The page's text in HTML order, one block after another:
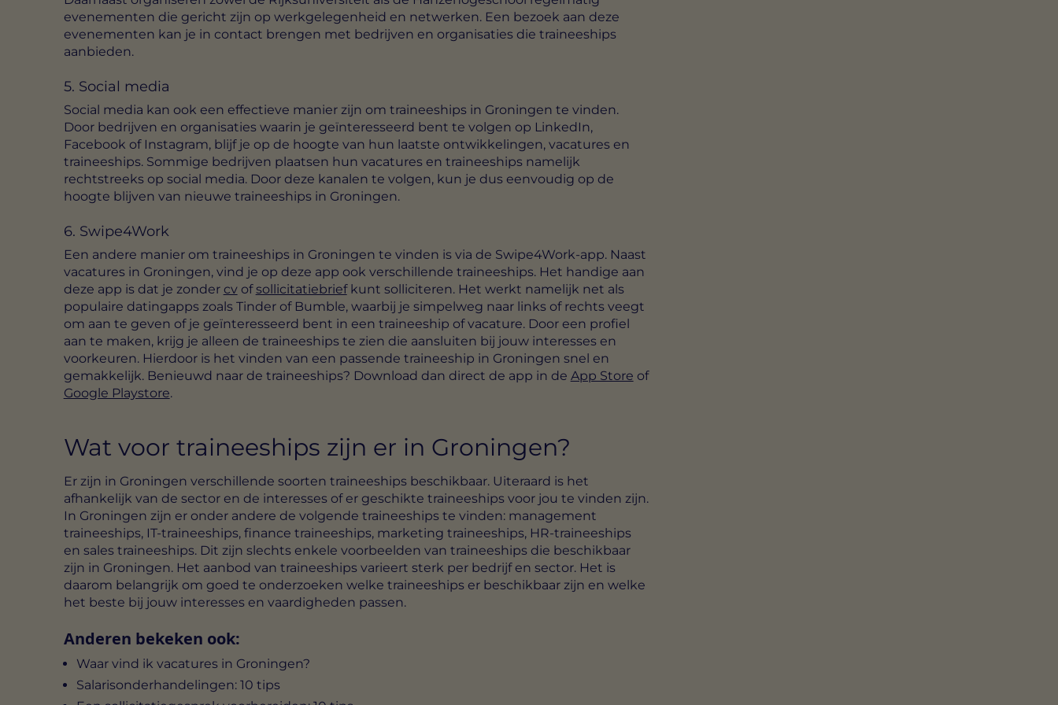
evenementen die gericht zijn op werkgelegenheid en netwerken. Een bezoek aan deze
evenementen kan je in contact brengen met bedrijven en organisaties die traineeships
aanbieden.
5. Social media
Social media kan ook een effectieve manier zijn om traineeships in Groningen te vinden.
Door bedrijven en organisaties waarin je geïnteresseerd bent te volgen op LinkedIn,
Facebook of Instagram, blijf je op de hoogte van hun laatste ontwikkelingen, vacatures en
traineeships. Sommige bedrijven plaatsen hun vacatures en traineeships namelijk
rechtstreeks op social media. Door deze kanalen te volgen, kun je dus eenvoudig op de
hoogte blijven van nieuwe traineeships in Groningen.
6. Swipe4Work
Een andere manier om traineeships in Groningen te vinden is via de Swipe4Work-app. Naast
vacatures in Groningen, vind je op deze app ook verschillende traineeships. Het handige aan
deze app is dat je zonder cvofsollicitatiebriefkunt solliciteren. Het werkt namelijk net als
populaire datingapps zoals Tinder of Bumble, waarbij je simpelweg naar links of rechts veegt
om aan te geven of je geïnteresseerd bent in een traineeship of vacature. Door een profiel
aan te maken, krijg je alleen de traineeships te zien die aansluiten bij jouw interesses en
voorkeuren. Hierdoor is het vinden van een passende traineeship in Groningen snel en
gemakkelijk. Benieuwd naar de traineeships? Download dan direct de app in de App Store of
Google Playstore.
Wat voor traineeships zijn er in Groningen?
Er zijn in Groningen verschillende soorten traineeships beschikbaar. Uiteraard is het
afhankelijk van de sector en de interesses of er geschikte traineeships voor jou te vinden zijn.
In Groningen zijn er onder andere de volgende traineeships te vinden: management
traineeships, IT-traineeships, finance traineeships, marketing traineeships, HR-traineeships
en sales traineeships. Dit zijn slechts enkele voorbeelden van traineeships die beschikbaar
zijn in Groningen. Het aanbod van traineeships varieert sterk per bedrijf en sector. Het is
daarom belangrijk om goed te onderzoeken welke traineeships er beschikbaar zijn en welke
het beste bij jouw interesses en vaardigheden passen.
Anderen bekeken ook:
Waar vind ik vacatures in Groningen?
Salarisonderhandelingen: 10 tips